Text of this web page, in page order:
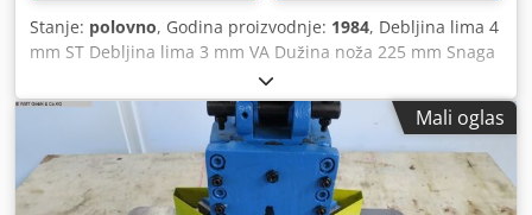
Stanje: polovno, Godina proizvodnje: 1984, Debljina lima 4
mm ST Debljina lima 3 mm VA Dužina noža 225 mm Snaga
motora 3,5 kW Težina mašine cca 650 kg Dimenzije cca
1250 x 900 x 1100 mm Oprema: - 2x graničnik za sečenje
pod uglom Chodoxqhp Eepfx Ah Uoa - Fiksni ugao 90° -
Nožna pedala
Mali oglas